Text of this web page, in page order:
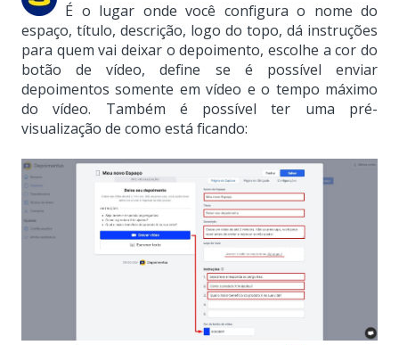
É o lugar onde você configura o nome do
espaço, título, descrição, logo do topo, dá instruções
para quem vai deixar o depoimento, escolhe a cor do
botão de vídeo, define se é possível enviar
depoimentos somente em vídeo e o tempo máximo
do vídeo. Também é possível ter uma pré-
visualização de como está ficando: